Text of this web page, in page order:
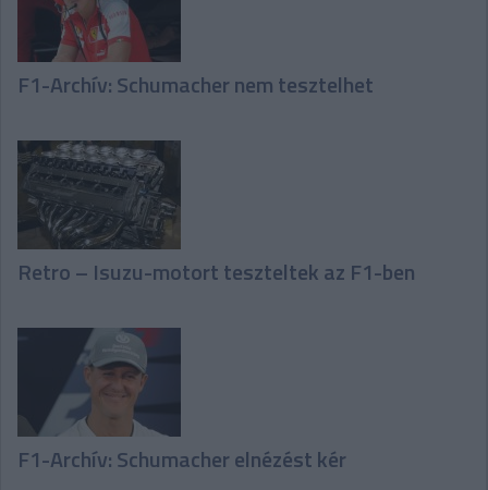
F1-Archív: Schumacher nem tesztelhet
Retro – Isuzu-motort teszteltek az F1-ben
F1-Archív: Schumacher elnézést kér